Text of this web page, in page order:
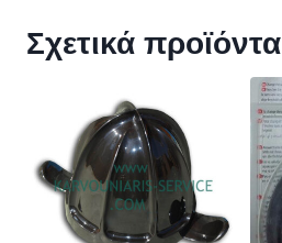
Σχετικά προϊόντα